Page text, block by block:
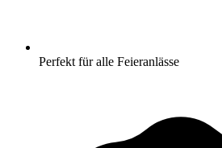
Perfekt für alle Feieranlässe